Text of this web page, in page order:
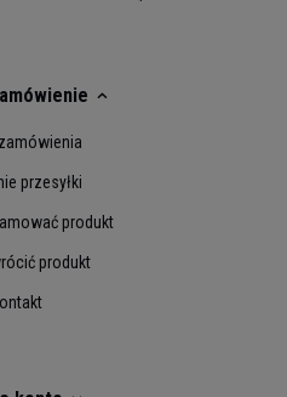
przesyłki
produkt
produkt